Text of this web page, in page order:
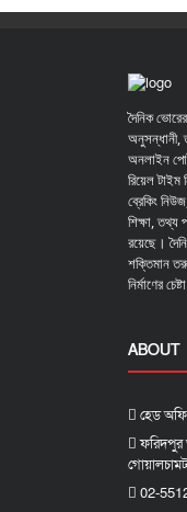
দৈনিক
অনুসন্ধানী,
অনলাইন
রিয়েল
ব্রেকিং
শিক্ষা, তথ্য
রয়েছে।
শক্তিমান
নির্মাণের
ABOUT
হেড
ফরিদপুর
02-